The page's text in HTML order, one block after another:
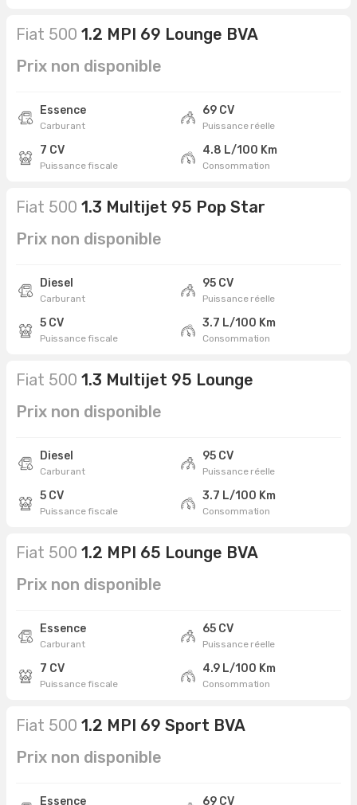
Fiat 500 1.2 MPI 69 Lounge BVA
Prix non disponible
Essence
Carburant
69 CV
Puissance réelle
7 CV
Puissance fiscale
4.8 L/100 Km
Consommation
Fiat 500 1.3 Multijet 95 Pop Star
Prix non disponible
Diesel
Carburant
95 CV
Puissance réelle
5 CV
Puissance fiscale
3.7 L/100 Km
Consommation
Fiat 500 1.3 Multijet 95 Lounge
Prix non disponible
Diesel
Carburant
95 CV
Puissance réelle
5 CV
Puissance fiscale
3.7 L/100 Km
Consommation
Fiat 500 1.2 MPI 65 Lounge BVA
Prix non disponible
Essence
Carburant
65 CV
Puissance réelle
7 CV
Puissance fiscale
4.9 L/100 Km
Consommation
Fiat 500 1.2 MPI 69 Sport BVA
Prix non disponible
Essence 69 CV